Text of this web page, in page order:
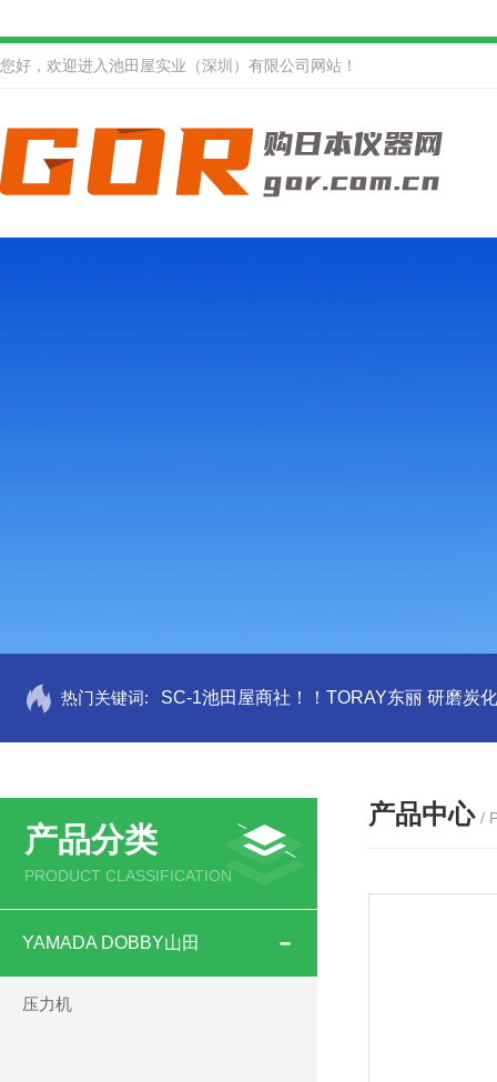
您好，欢迎进入池田屋实业（深圳）有限公司网站！
热门关键词: SC-1池田屋商社！！TORAY东丽 研磨炭
产品分类
PRODUCT CLASSIFICATION
YAMADA DOBBY山田
压力机
产品中心 /